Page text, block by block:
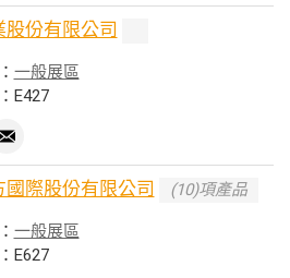
股份有限公司
一般展區
E427
國際股份有限公司 (10)項產品
一般展區
E627